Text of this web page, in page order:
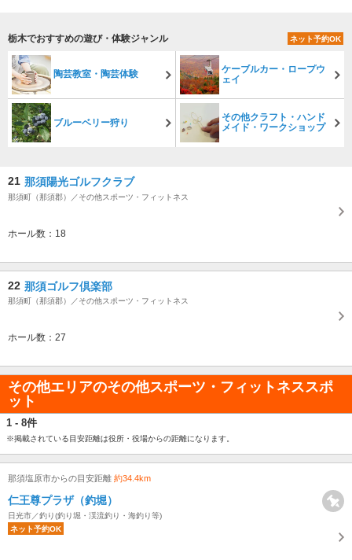
栃木でおすすめの遊び・体験ジャンル ネット予約OK
陶芸教室・陶芸体験
ケーブルカー・ロープウ
ェイ
ブルーベリー狩り
その他クラフト・ハンド
メイド・ワークショップ
21 那須陽光ゴルフクラブ
那須町（那須郡）／その他スポーツ・フィットネス
ホール数：18
22 那須ゴルフ倶楽部
那須町（那須郡）／その他スポーツ・フィットネス
ホール数：27
その他エリアのその他スポーツ・フィットネススポ
ット
1 - 8件
※掲載されている目安距離は役所・役場からの距離になります。
那須塩原市からの目安距離 約34.4km
仁王尊プラザ（釣堀）
日光市／釣り(釣り堀・渓流釣り・海釣り等)
ネット予約OK